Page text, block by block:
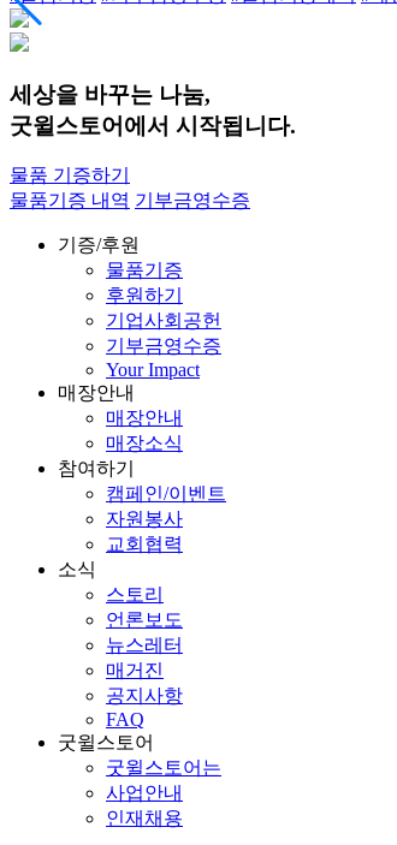
세상을 바꾸는 나눔,
굿윌스토어에서 시작됩니다.
물품 기증하기
물품기증 내역 기부금영수증
기증/후원
물품기증
후원하기
기업사회공헌
기부금영수증
Your Impact
매장안내
매장안내
매장소식
참여하기
캠페인/이벤트
자원봉사
교회협력
소식
스토리
언론보도
뉴스레터
매거진
공지사항
FAQ
굿윌스토어
굿윌스토어는
사업안내
인재채용